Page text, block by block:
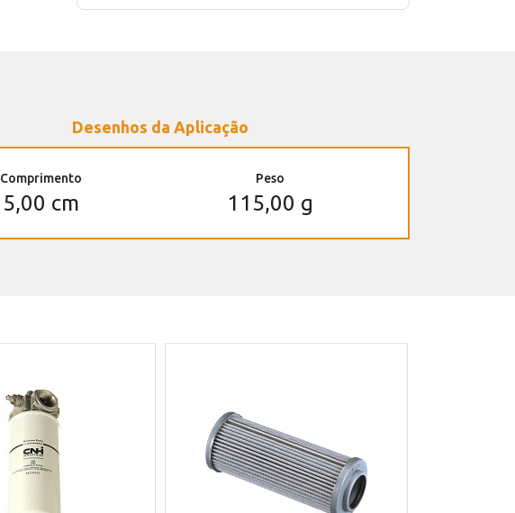
Desenhos da Aplicação
Comprimento
5,00 cm
Peso
115,00 g